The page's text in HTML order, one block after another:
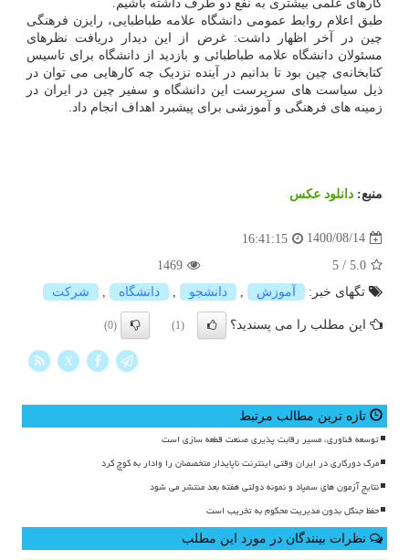
کارهای علمی بیشتری به نفع دو طرف داشته باشیم.
طبق اعلام روابط عمومی دانشگاه علامه طباطبایی، رایزن فرهنگی
چین در آخر اظهار داشت: غرض از این دیدار دریافت نظرهای
مسئولان دانشگاه علامه طباطبائی و بازدید از دانشگاه برای تاسیس
کتابخانه‌ی چین بود تا بدانیم در آینده نزدیک چه کارهایی می توان در
ذیل سیاست های سرپرست این دانشگاه و سفیر چین در ایران در
زمینه های فرهنگی و آموزشی برای پیشبرد اهداف انجام داد.
منبع: دانلود عكس
1400/08/14
16:41:15
5.0
/
5
1469
تگهای خبر:
آموزش دانشجو دانشگاه شركت
این مطلب را می پسندید؟ (1)
(0)
X
تازه ترین مطالب مرتبط
توسعه فناوری، مسیر رقابت پذیری صنعت قطعه سازی است
مرگ دورکاری در ایران وقتی اینترنت ناپایدار متخصصان را وادار به کوچ کرد
نتایج آزمون های سمپاد و نمونه دولتی هفته بعد منتشر می شود
حفظ جنگل بدون مدیریت محکوم به تخریب است
نظرات بینندگان در مورد این مطلب